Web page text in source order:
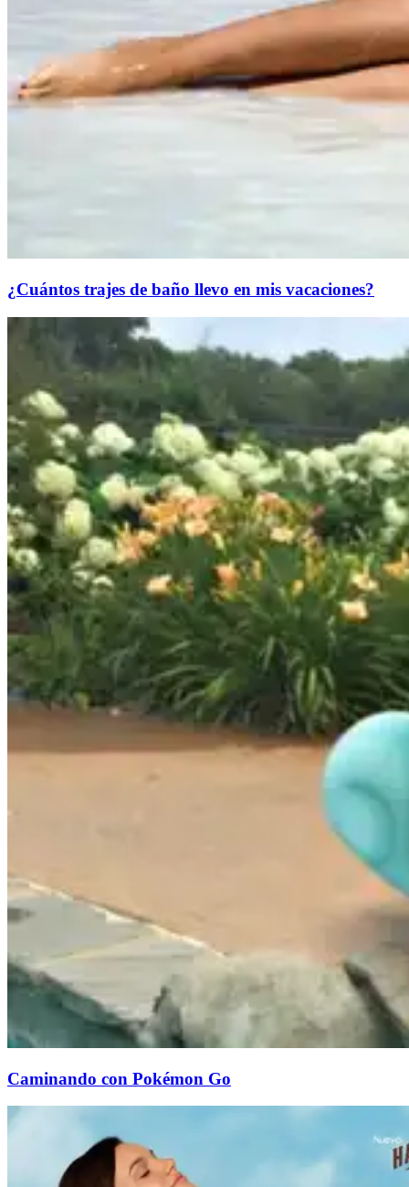
¿Cuántos trajes de baño llevo en mis vacaciones?
Caminando con Pokémon Go